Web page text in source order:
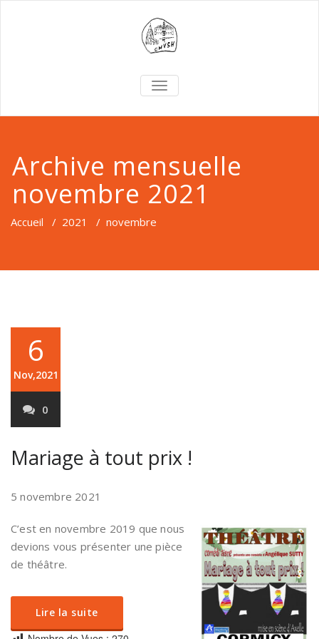
TOGGLE
NAVIGATION
Archive mensuelle
novembre 2021
Accueil / 2021 / novembre
6
Nov,2021
0
Mariage à tout prix !
5 novembre 2021
C’est en novembre 2019 que nous
devions vous présenter une pièce
de théâtre.
Lire la suite